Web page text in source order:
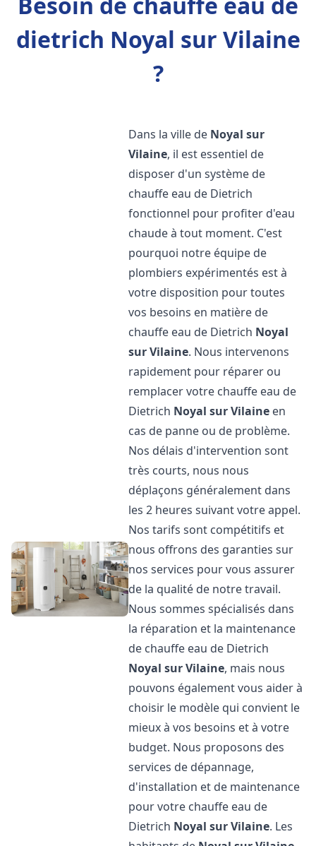
dietrich Noyal sur Vilaine
?
Dans la ville de Noyal sur
Vilaine, il est essentiel de
disposer d'un système de
chauffe eau de Dietrich
fonctionnel pour profiter d'eau
chaude à tout moment. C'est
pourquoi notre équipe de
plombiers expérimentés est à
votre disposition pour toutes
vos besoins en matière de
chauffe eau de Dietrich Noyal
sur Vilaine. Nous intervenons
rapidement pour réparer ou
remplacer votre chauffe eau de
Dietrich Noyal sur Vilaine en
cas de panne ou de problème.
Nos délais d'intervention sont
très courts, nous nous
déplaçons généralement dans
les 2 heures suivant votre appel.
Nos tarifs sont compétitifs et
nous offrons des garanties sur
nos services pour vous assurer
de la qualité de notre travail.
Nous sommes spécialisés dans
la réparation et la maintenance
de chauffe eau de Dietrich
Noyal sur Vilaine, mais nous
pouvons également vous aider à
choisir le modèle qui convient le
mieux à vos besoins et à votre
budget. Nous proposons des
services de dépannage,
d'installation et de maintenance
pour votre chauffe eau de
Dietrich Noyal sur Vilaine. Les